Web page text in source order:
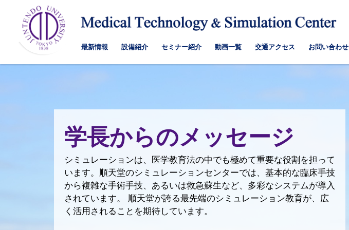
最新情報 設備紹介 セミナー紹介 動画一覧 交通アクセス お問い合わせ
学長からのメッセージ
シミュレーションは、医学教育法の中でも極めて重要な役割を担って
います。順天堂のシミュレーションセンターでは、基本的な臨床手技
から複雑な手術手技、あるいは救急蘇生など、多彩なシステムが導入
されています。 順天堂が誇る最先端のシミュレーション教育が、広
く活用されることを期待しています。